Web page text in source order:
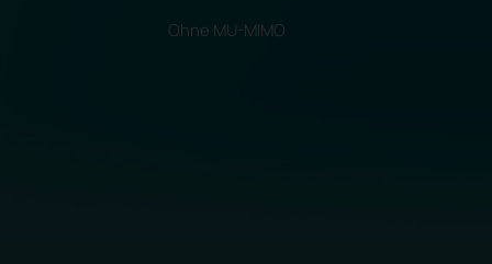
Ohne MU-MIMO